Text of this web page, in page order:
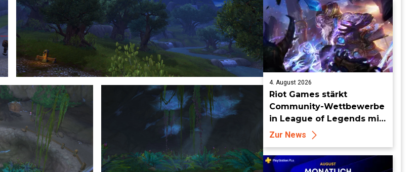
4. August 2026
Riot Games stärkt
Community-Wettbewerbe
in League of Legends mit
neuen Organized-Play-
Zur News